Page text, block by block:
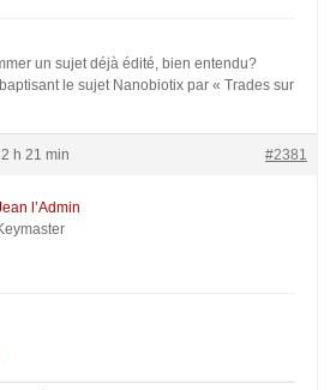
un sujet déjà édité, bien entendu?
le sujet Nanobiotix par « Trades sur
h 21 min #2381
l’Admin